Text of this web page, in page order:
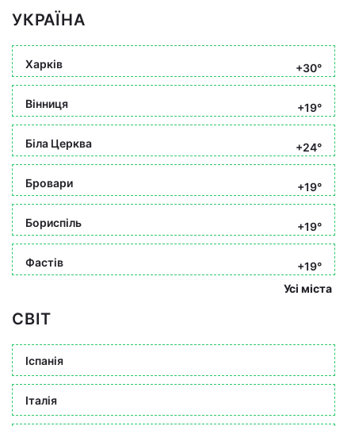
УКРАЇНА
Харків +30°
Вінниця +19°
Біла Церква +24°
Бровари +19°
Бориспіль +19°
Фастів
+19°
Усі міста
СВІТ
Іспанія
Італія